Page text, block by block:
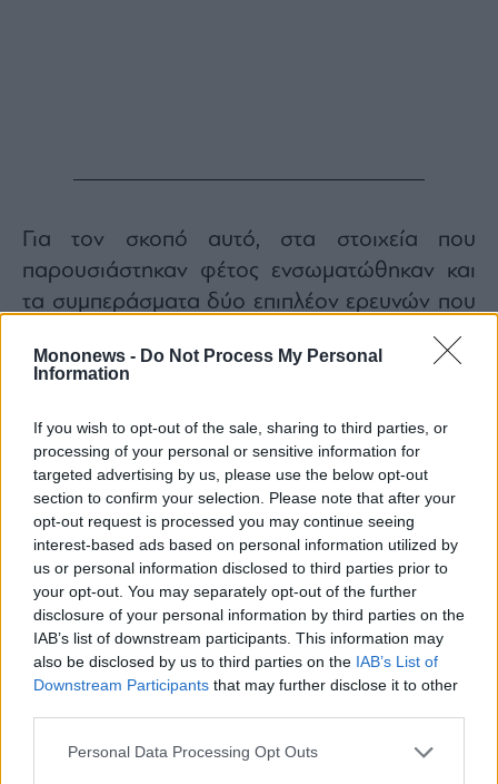
Mononews - Do Not Process My Personal
Information
If you wish to opt-out of the sale, sharing to third parties, or
processing of your personal or sensitive information for
targeted advertising by us, please use the below opt-out
section to confirm your selection. Please note that after your
opt-out request is processed you may continue seeing
interest-based ads based on personal information utilized by
us or personal information disclosed to third parties prior to
your opt-out. You may separately opt-out of the further
disclosure of your personal information by third parties on the
IAB’s list of downstream participants. This information may
also be disclosed by us to third parties on the IAB’s List of
Downstream Participants that may further disclose it to other
Personal Data Processing Opt Outs
Για τον σκοπό αυτό, στα στοιχεία που
παρουσιάστηκαν φέτος ενσωματώθηκαν και
τα συμπεράσματα δύο επιπλέον ερευνών που
σχετίζονται με τις επιπτώσεις της κλιματικής
αλλαγής, καθώς και με την αντίληψη των
καθημερινότητας στην πόλη, με έμφαση στην
περαιτέρω βελτίωση των υποδομών.
Ευχαριστούμε θερμά την ΕΞΑ για την
διαχρονικά εξαιρετική συνεργασία και
συνεχίζουμε, αξιοποιώντας τη γνώση και τα
δεδομένα που προκύπτουν από τις έρευνες, με
στόχο να συμβάλλουμε ενεργά στη
διαμόρφωση στρατηγικών που θα
ενισχύσουν ακόμη περισσότερο τη θέση της
Συμπεράσματα GBR Consulting &